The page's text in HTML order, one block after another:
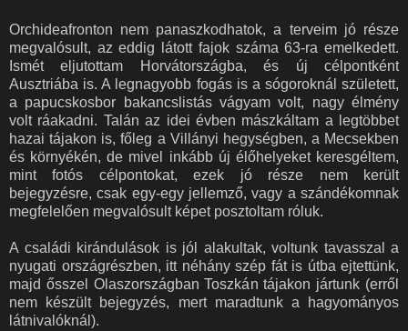
Orchideafronton nem panaszkodhatok, a terveim jó része
megvalósult, az eddig látott fajok száma 63-ra emelkedett.
Ismét eljutottam Horvátországba, és új célpontként
Ausztriába is. A legnagyobb fogás is a sógoroknál született,
a papucskosbor bakancslistás vágyam volt, nagy élmény
volt ráakadni. Talán az idei évben mászkáltam a legtöbbet
hazai tájakon is, főleg a Villányi hegységben, a Mecsekben
és környékén, de mivel inkább új élőhelyeket keresgéltem,
mint fotós célpontokat, ezek jó része nem került
bejegyzésre, csak egy-egy jellemző, vagy a szándékomnak
megfelelően megvalósult képet posztoltam róluk.
A családi kirándulások is jól alakultak, voltunk tavasszal a
nyugati országrészben, itt néhány szép fát is útba ejtettünk,
majd ősszel Olaszországban Toszkán tájakon jártunk (erről
nem készült bejegyzés, mert maradtunk a hagyományos
látnivalóknál).